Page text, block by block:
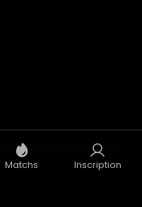
Matchs Inscription